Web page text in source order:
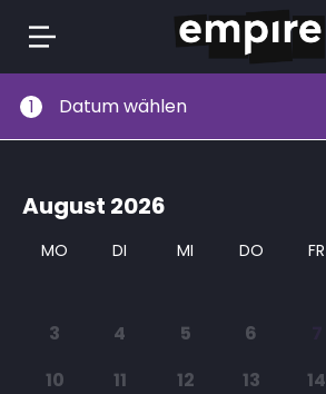
zum1 Datum wählen
August 2026
MO DI MI DO FR
3
4 5 6
10
11 12 13 14